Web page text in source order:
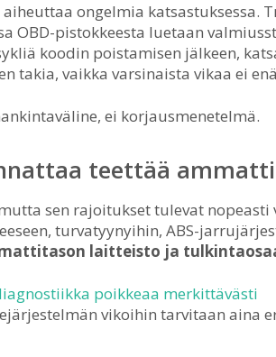
ongelmia katsastuksessa.
OBD-pistokkeesta luetaan
koodin poistamisen jälkeen,
takia, vaikka varsinaista vikaa ei
ei korjausmenetelmä.
teettää
sen rajoitukset tulevat nopeasti
turvatyynyihin, ABS-
laitteisto ja
poikkeaa merkittävästi
vikoihin tarvitaan aina